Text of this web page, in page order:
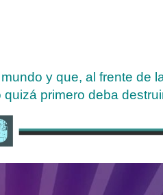
y que, al frente de
primero deba